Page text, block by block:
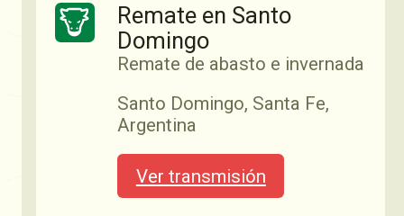
Remate Pasión Lechera
Especial Holando — Pasión
Lechera (SR Rafaela)
Sociedad Rural Rafaela — 4ta
edición Remate Holando
desde la SR Rafaela
06/07
Remate en Esperanza
Abasto e invernada
Remate en Santo
Domingo
Remate de abasto e invernada
Santo Domingo, Santa Fe,
Argentina
Ver transmisión